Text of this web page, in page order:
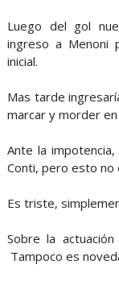
Luego del gol
ingreso a Menoni
inicial.
Mas tarde
marcar y morder
Ante la
Conti, pero esto no
Es triste,
Sobre la
Tampoco es